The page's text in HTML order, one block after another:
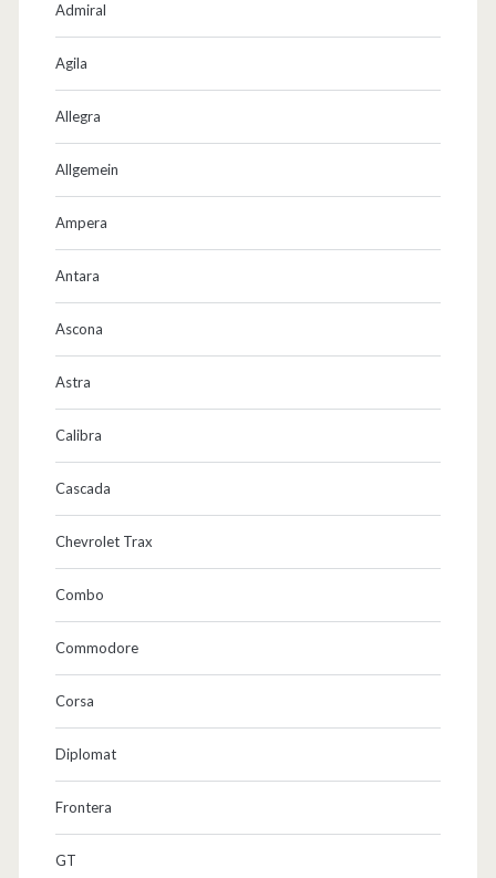
e
Admiral
Agila
Allegra
Allgemein
Ampera
Antara
Ascona
Astra
Calibra
Cascada
Chevrolet Trax
Combo
Commodore
Corsa
Diplomat
Frontera
GT